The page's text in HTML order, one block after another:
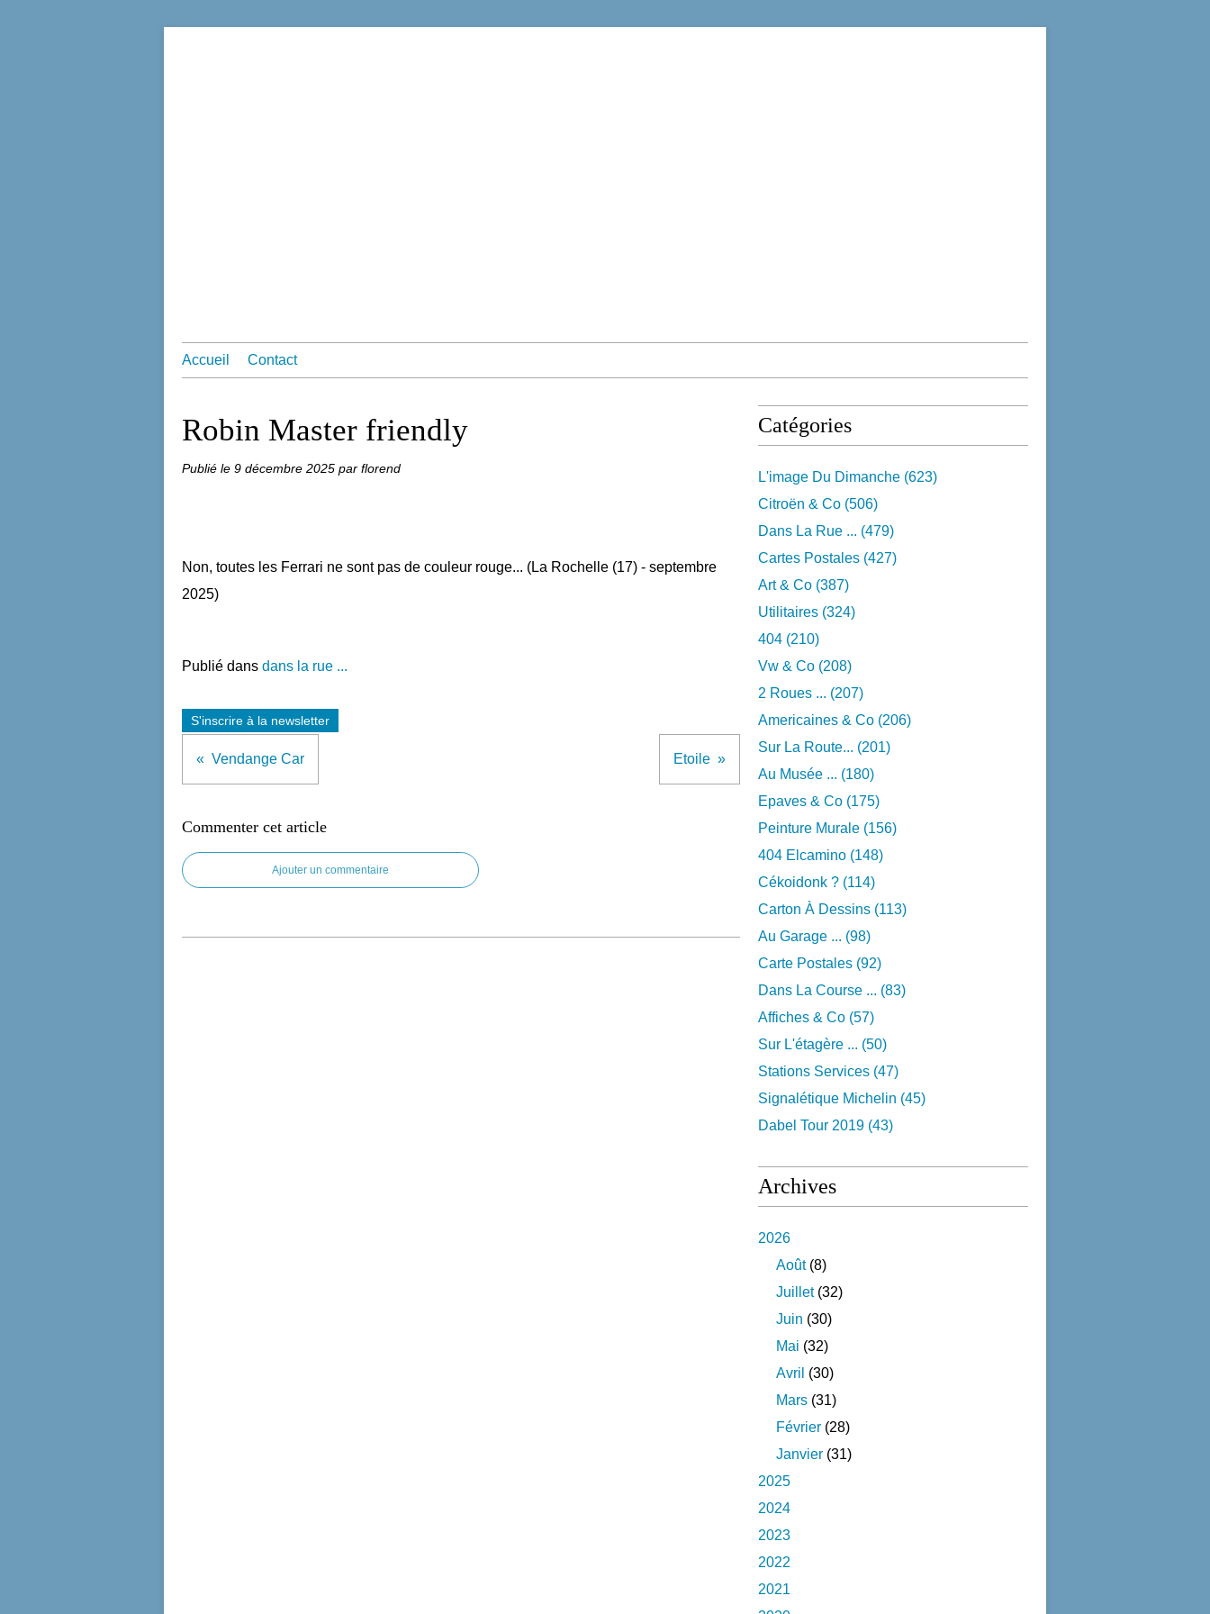
Accueil Contact
Robin Master friendly
Publié le 9 décembre 2025 par florend
Non, toutes les Ferrari ne sont pas de couleur rouge... (La Rochelle (17) - septembre
2025)
Publié dans dans la rue ...
S'inscrire à la newsletter
Vendange Car Etoile
Commenter cet article
Ajouter un commentaire
Catégories
L'image Du Dimanche (623)
Citroën & Co (506)
Dans La Rue ... (479)
Cartes Postales (427)
Art & Co (387)
Utilitaires (324)
404 (210)
Vw & Co (208)
2 Roues ... (207)
Americaines & Co (206)
Sur La Route... (201)
Au Musée ... (180)
Epaves & Co (175)
Peinture Murale (156)
404 Elcamino (148)
Cékoidonk ? (114)
Carton À Dessins (113)
Au Garage ... (98)
Carte Postales (92)
Dans La Course ... (83)
Affiches & Co (57)
Sur L'étagère ... (50)
Stations Services (47)
Signalétique Michelin (45)
Dabel Tour 2019 (43)
Archives
2026
Août(8)
Juillet(32)
Juin (30)
Mai (32)
Avril (30)
Mars (31)
Février (28)
Janvier (31)
2025
2024
2023
2022
2021